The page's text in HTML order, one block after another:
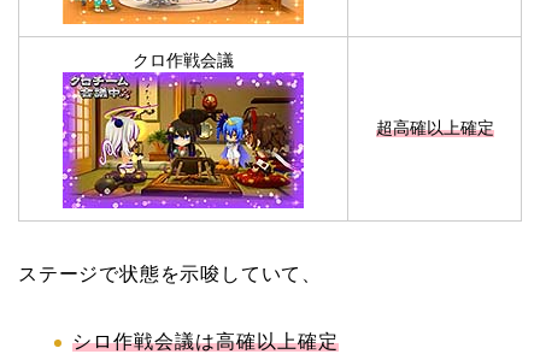
クロ作戦会議
超高確以上確定
ステージで状態を示唆していて、
シロ作戦会議は高確以上確定